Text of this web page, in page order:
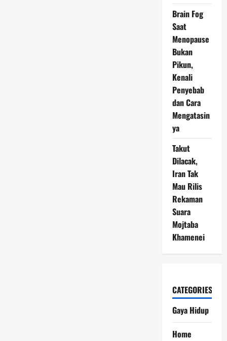
Brain Fog
Saat
Menopause
Bukan
Pikun,
Kenali
Penyebab
dan Cara
Mengatasin
ya
Takut
Dilacak,
Iran Tak
Mau Rilis
Rekaman
Suara
Mojtaba
Khamenei
CATEGORIES
Gaya Hidup
Home